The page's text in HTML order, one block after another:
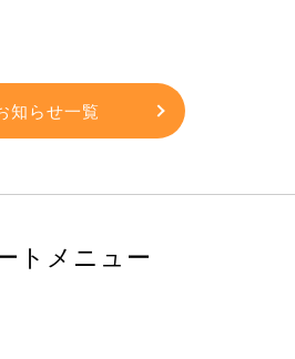
知らせ一覧
トメニュー